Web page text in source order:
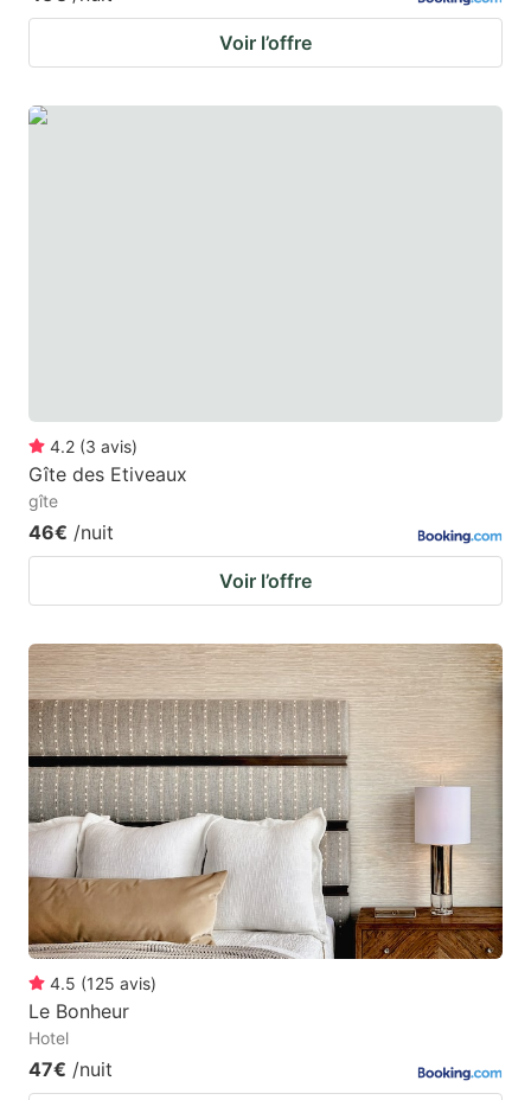
Voir l’offre
4.2 (3 avis)
Gîte des Etiveaux
gîte
46€ /nuit
Voir l’offre
4.5 (125 avis)
Le Bonheur
Hotel
47€ /nuit